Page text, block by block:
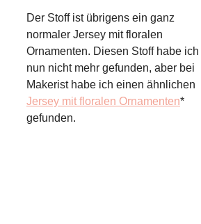
Der Stoff ist übrigens ein ganz
normaler Jersey mit floralen
Ornamenten. Diesen Stoff habe ich
nun nicht mehr gefunden, aber bei
Makerist habe ich einen ähnlichen
Jersey mit floralen Ornamenten*
gefunden.